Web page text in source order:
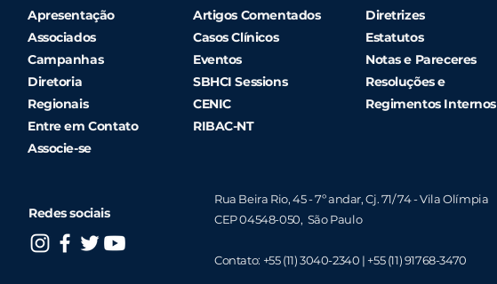
Cardiovascular
Apresentação
Associados
Campanhas
Diretoria
Regionais
Entre em Contato
Associe-se
Artigos Comentados
Casos Clínicos
Eventos
SBHCI Sessions
CENIC
RIBAC-NT
Diretrizes
Estatutos
Notas e Pareceres
Resoluções e
Regimentos Internos
Redes sociais
Rua Beira Rio, 45 - 7º andar, Cj. 71/ 74 - Vila Olímpia
CEP 04548-050, São Paulo
Contato: +55 (11) 3040-2340 | +55 (11)91768-3470